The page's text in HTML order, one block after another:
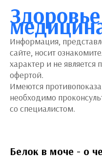
Информация,
сайте, носит
характер и не является
офертой.
Имеются
необходимо
со специалистом.
Белок в моче - о